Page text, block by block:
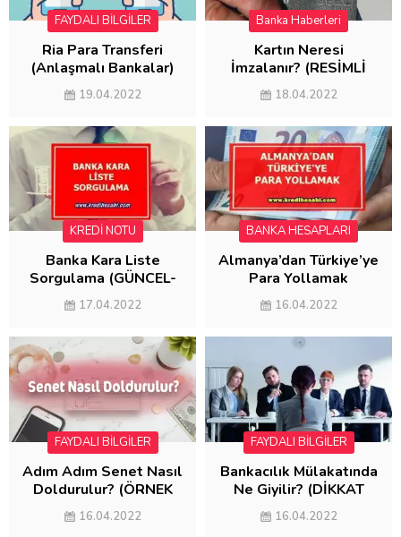
FAYDALI BİLGİLER
Ria Para Transferi
(Anlaşmalı Bankalar)
19.04.2022
Banka Haberleri
FAYDALI BİLGİLER
Kartın Neresi
İmzalanır? (RESİMLİ
ANLATIM)
18.04.2022
KREDİ NOTU
Banka Kara Liste
Sorgulama (GÜNCEL-
2022)
17.04.2022
BANKA HESAPLARI
Almanya’dan Türkiye’ye
Para Yollamak
(MASRAFSIZ
GÖNDERME)
16.04.2022
FAYDALI BİLGİLER
Adım Adım Senet Nasıl
Doldurulur? (ÖRNEK
SENET DOLDURMA)
16.04.2022
FAYDALI BİLGİLER
Bankacılık Mülakatında
Ne Giyilir? (DİKKAT
EDİLMESİ
GEREKENLER)
16.04.2022